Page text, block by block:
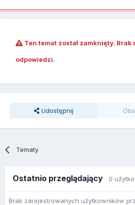
Ten temat został zamknięty.
odpowiedzi.
Udostępnij
Tematy
Ostatnio przeglądający 0
Brak zarejestrowanych użytkowników